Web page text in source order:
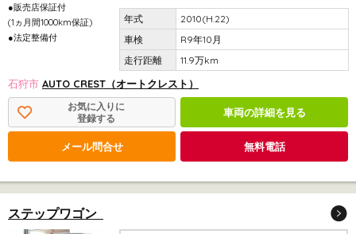
●販売店保証付
(1ヵ月間1000km保証)
●法定整備付
2010(H.22)
R9年10月
11.9万km
石狩市 AUTO CREST（オートクレスト）
お気に入りに
登録する
車両の詳細を見る
メール問合せ 無料電話
ステップワゴン